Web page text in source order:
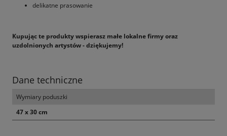
delikatne prasowanie
Kupując te produkty wspierasz małe lokalne firmy oraz
uzdolnionych artystów - dziękujemy!
Dane techniczne
Wymiary poduszki
47 x 30 cm